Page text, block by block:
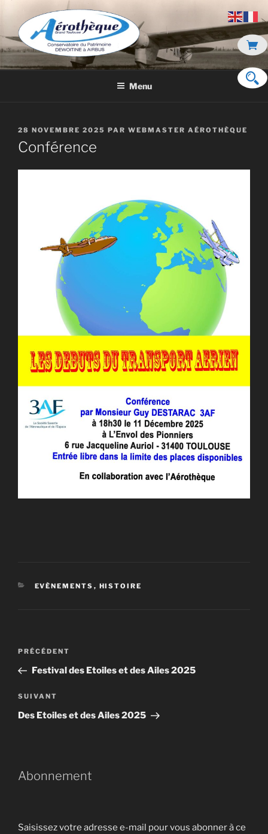
contenu
principal
DE DEWOITINE À AIRBUS
Menu
PUBLIÉ
LE
28 NOVEMBRE 2025 PAR WEBMASTER AÉROTHÈQUE
Conférence
CATÉGORIES
EVÈNEMENTS , HISTOIRE
Navigation
l’article
Article
précédent
PRÉCÉDENT
Festival des Etoiles et des Ailes 2025
Article
suivant
SUIVANT
Des Etoiles et des Ailes 2025
Abonnement
Saisissez votre adresse e-mail pour vous abonner à ce